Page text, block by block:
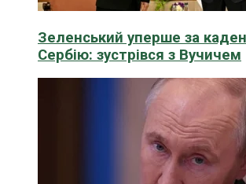
Зеленський уперше за
Сербію: зустрівся з Вучичем